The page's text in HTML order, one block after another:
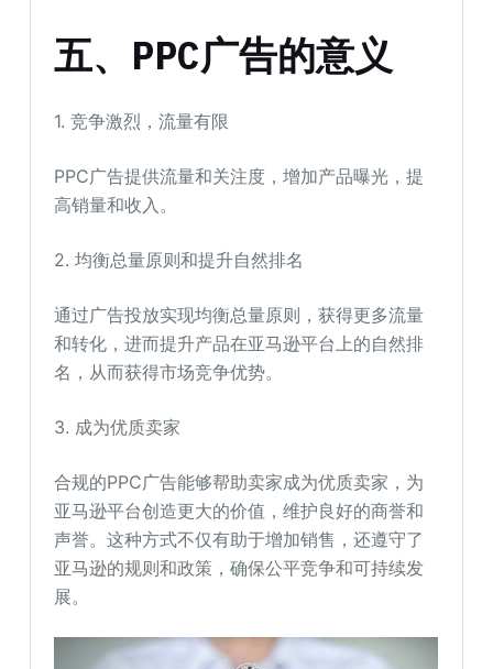
五、PPC广告的意义
1. 竞争激烈，流量有限
PPC广告提供流量和关注度，增加产品曝光，提
高销量和收入。
2. 均衡总量原则和提升自然排名
通过广告投放实现均衡总量原则，获得更多流量
和转化，进而提升产品在亚马逊平台上的自然排
名，从而获得市场竞争优势。
3. 成为优质卖家
合规的PPC广告能够帮助卖家成为优质卖家，为
亚马逊平台创造更大的价值，维护良好的商誉和
声誉。这种方式不仅有助于增加销售，还遵守了
亚马逊的规则和政策，确保公平竞争和可持续发
展。